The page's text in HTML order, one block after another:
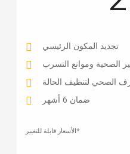
تجديد المكون الرئيسي
الصحية وموانع التسرب
الصحي لتنظيف الحالة
ضمان 6 أشهر
الأسعار قابلة للتغيير*